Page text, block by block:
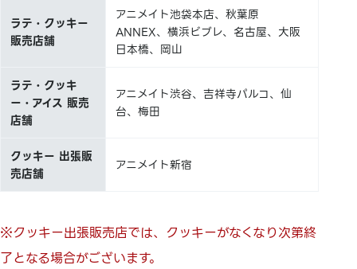
ラテ・クッキー
販売店舗
アニメイト池袋本店、秋葉原
ANNEX、横浜ビブレ、名古屋、大阪
日本橋、岡山
ラテ・クッキ
ー・アイス 販売
店舗
アニメイト渋谷、吉祥寺パルコ、仙
台、梅田
クッキー 出張販
売店舗
アニメイト新宿
※クッキー出張販売店では、クッキーがなくなり次第終
了となる場合がございます。